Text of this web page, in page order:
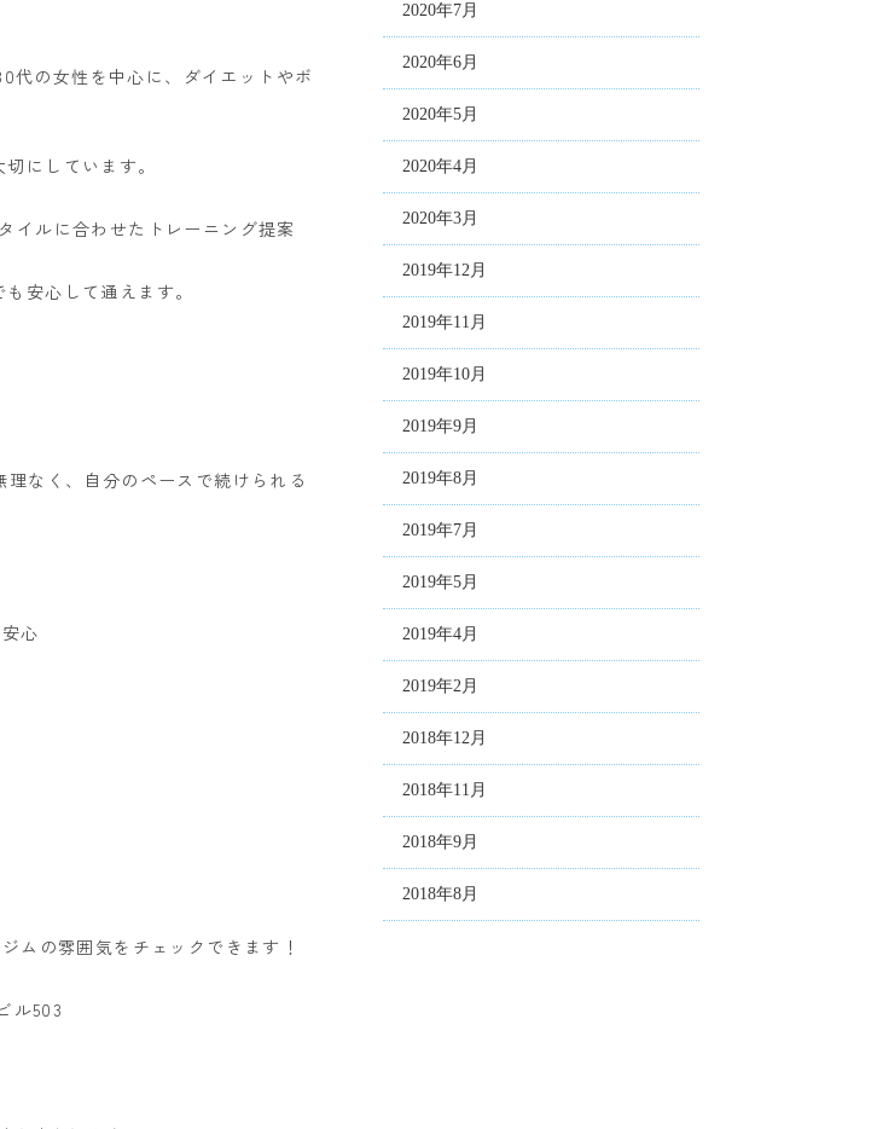
代の女性を中心に、ダイエットやボ
にしています。
イルに合わせたトレーニング提案
安心して通えます。
理なく、自分のペースで続けられる
心
ムの雰囲気をチェックできます！
ル503
2020年7月
2020年6月
2020年5月
2020年4月
2020年3月
2019年12月
2019年11月
2019年10月
2019年9月
2019年8月
2019年7月
2019年5月
2019年4月
2019年2月
2018年12月
2018年11月
2018年9月
2018年8月